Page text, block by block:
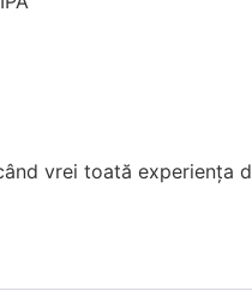
vrei toată experiența